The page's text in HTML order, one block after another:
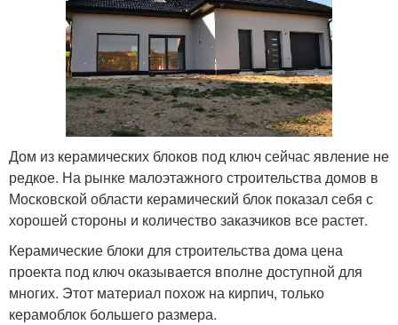
Дом из керамических блоков под ключ сейчас явление не
редкое. На рынке малоэтажного строительства домов в
Московской области керамический блок показал себя с
хорошей стороны и количество заказчиков все растет.
Керамические блоки для строительства дома цена
проекта под ключ оказывается вполне доступной для
многих. Этот материал похож на кирпич, только
керамоблок большего размера.